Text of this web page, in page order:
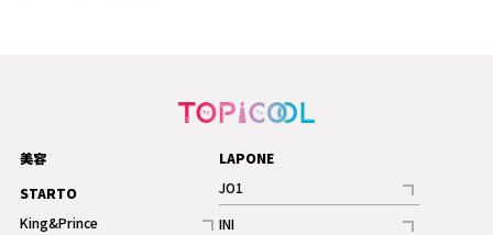
美容
STARTO
King&Prince
LAPONE
JO1
記事
INI